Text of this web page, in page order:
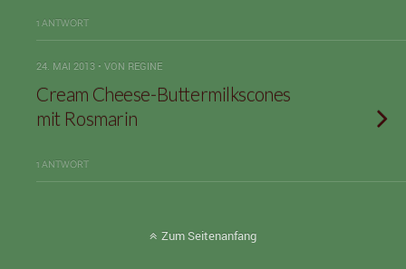
1 ANTWORT
24. MAI 2013 • VON REGINE
Cream Cheese-Buttermilkscones
mit Rosmarin
1 ANTWORT
Zum Seitenanfang